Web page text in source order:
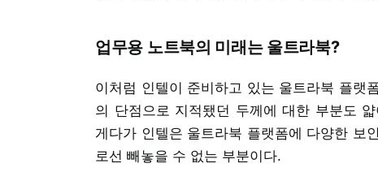
업무용 노트북의 미래는 울트라북?
이처럼 인텔이 준비하고 있는 울트라북 플랫
의 단점으로 지적됐던 두께에 대한 부분도
게다가 인텔은 울트라북 플랫폼에 다양한 보
로선 빼놓을 수 없는 부분이다.